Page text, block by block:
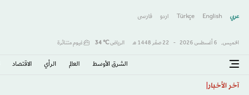
عربي English
Türkçe اردو فارسى
الخميس, 6 أغسطس 2026 - 22 صفَر 1448 هـ الرياض℃
34 غيوم متناثرة
الشرق الأوسط​ العالم الرأي الاقتصاد
آخر الأخبار